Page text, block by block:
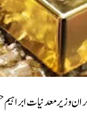
وزیر معدنیات